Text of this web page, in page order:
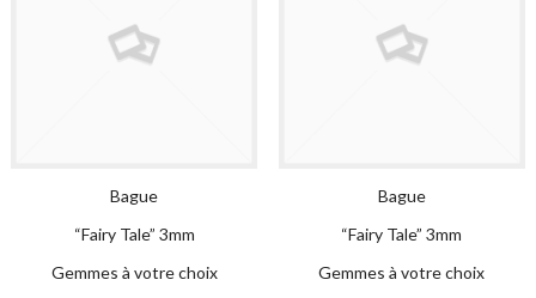
Bague
“Fairy Tale” 3mm
Gemmes à votre choix
Bague
“Fairy Tale” 3mm
Gemmes à votre choix